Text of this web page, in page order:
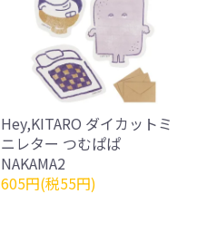
Hey,KITARO ダイカットミ
ニレター つむぱぱ
NAKAMA2
605円(税55円)